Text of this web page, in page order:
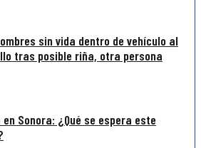
sin vida dentro de vehículo al
tras posible riña, otra persona
Sonora: ¿Qué se espera este